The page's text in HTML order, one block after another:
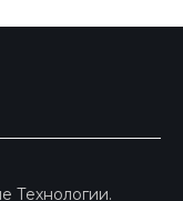
Технологии.